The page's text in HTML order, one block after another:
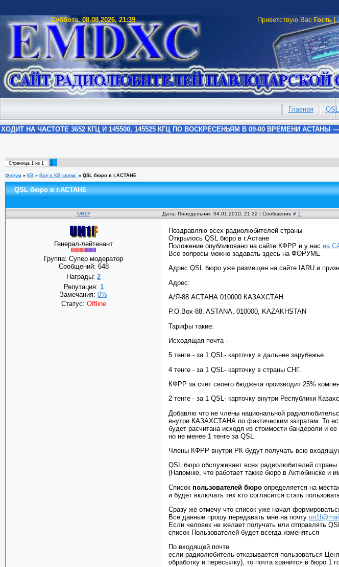
Суббота, 08.08.2026, 21:39 Приветствую Вас Гость|
Главная
Страница 1 из 1 1
Форум » КВ » Все о КВ связи. » QSL бюро в г.АСТАНЕ
QSL бюро в г.АСТАНЕ
UN1F Дата: Понедельник, 04.01.2010, 21:32 | Сообщение # 1
Генерал-лейтенант
Группа: Супер модератор
Сообщений: 648
Награды: 2
Репутация: 1
Замечания: 0%
Статус: Offline
Поздравляю всех радиолюбителей страны
Открылось QSL бюро в г.Астане
Положение опубликовано на сайте КФРР и у нас на
Все вопросы можно задавать здесь на ФОРУМЕ
Адрес QSL бюро уже размещен на сайте IARU и
Адрес:
А/Я-88 АСТАНА 010000 КАЗАХСТАН
P.O.Box-88, ASTANA, 010000, KAZAKHSTAN
Тарифы такие:
Исходящая почта -
5 тенге - за 1 QSL- карточку в дальнее зарубежье.
4 тенге - за 1 QSL- карточку в страны СНГ.
КФРР за счет своего бюджета производит 25%
2 тенге - за 1 QSL- карточку внутри Республики
Добавлю что не члены национальной
внутри КАЗАХСТАНА по фактическим затратам. То
будет расчитана исходя из стоимости бандероли и
но не менее 1 тенге за QSL
Члены КФРР внутри РК будут получать всю
QSL бюро обслуживает всех радиолюбителей
(Напомню, что работает также бюро в Актюбинске и
Список пользователей бюро определяется на
и будет включать тех кто согласится стать
Сразу же отмечу что список уже начал
Все данные прошу передавать мне на почту
Если человек не желает получать или отправлять
список Пользователей будет всегда изменяться
По входящей почте
если радиолюбитель отказывается пользоваться
обработку и пересылку), то почта хранится в бюро 1